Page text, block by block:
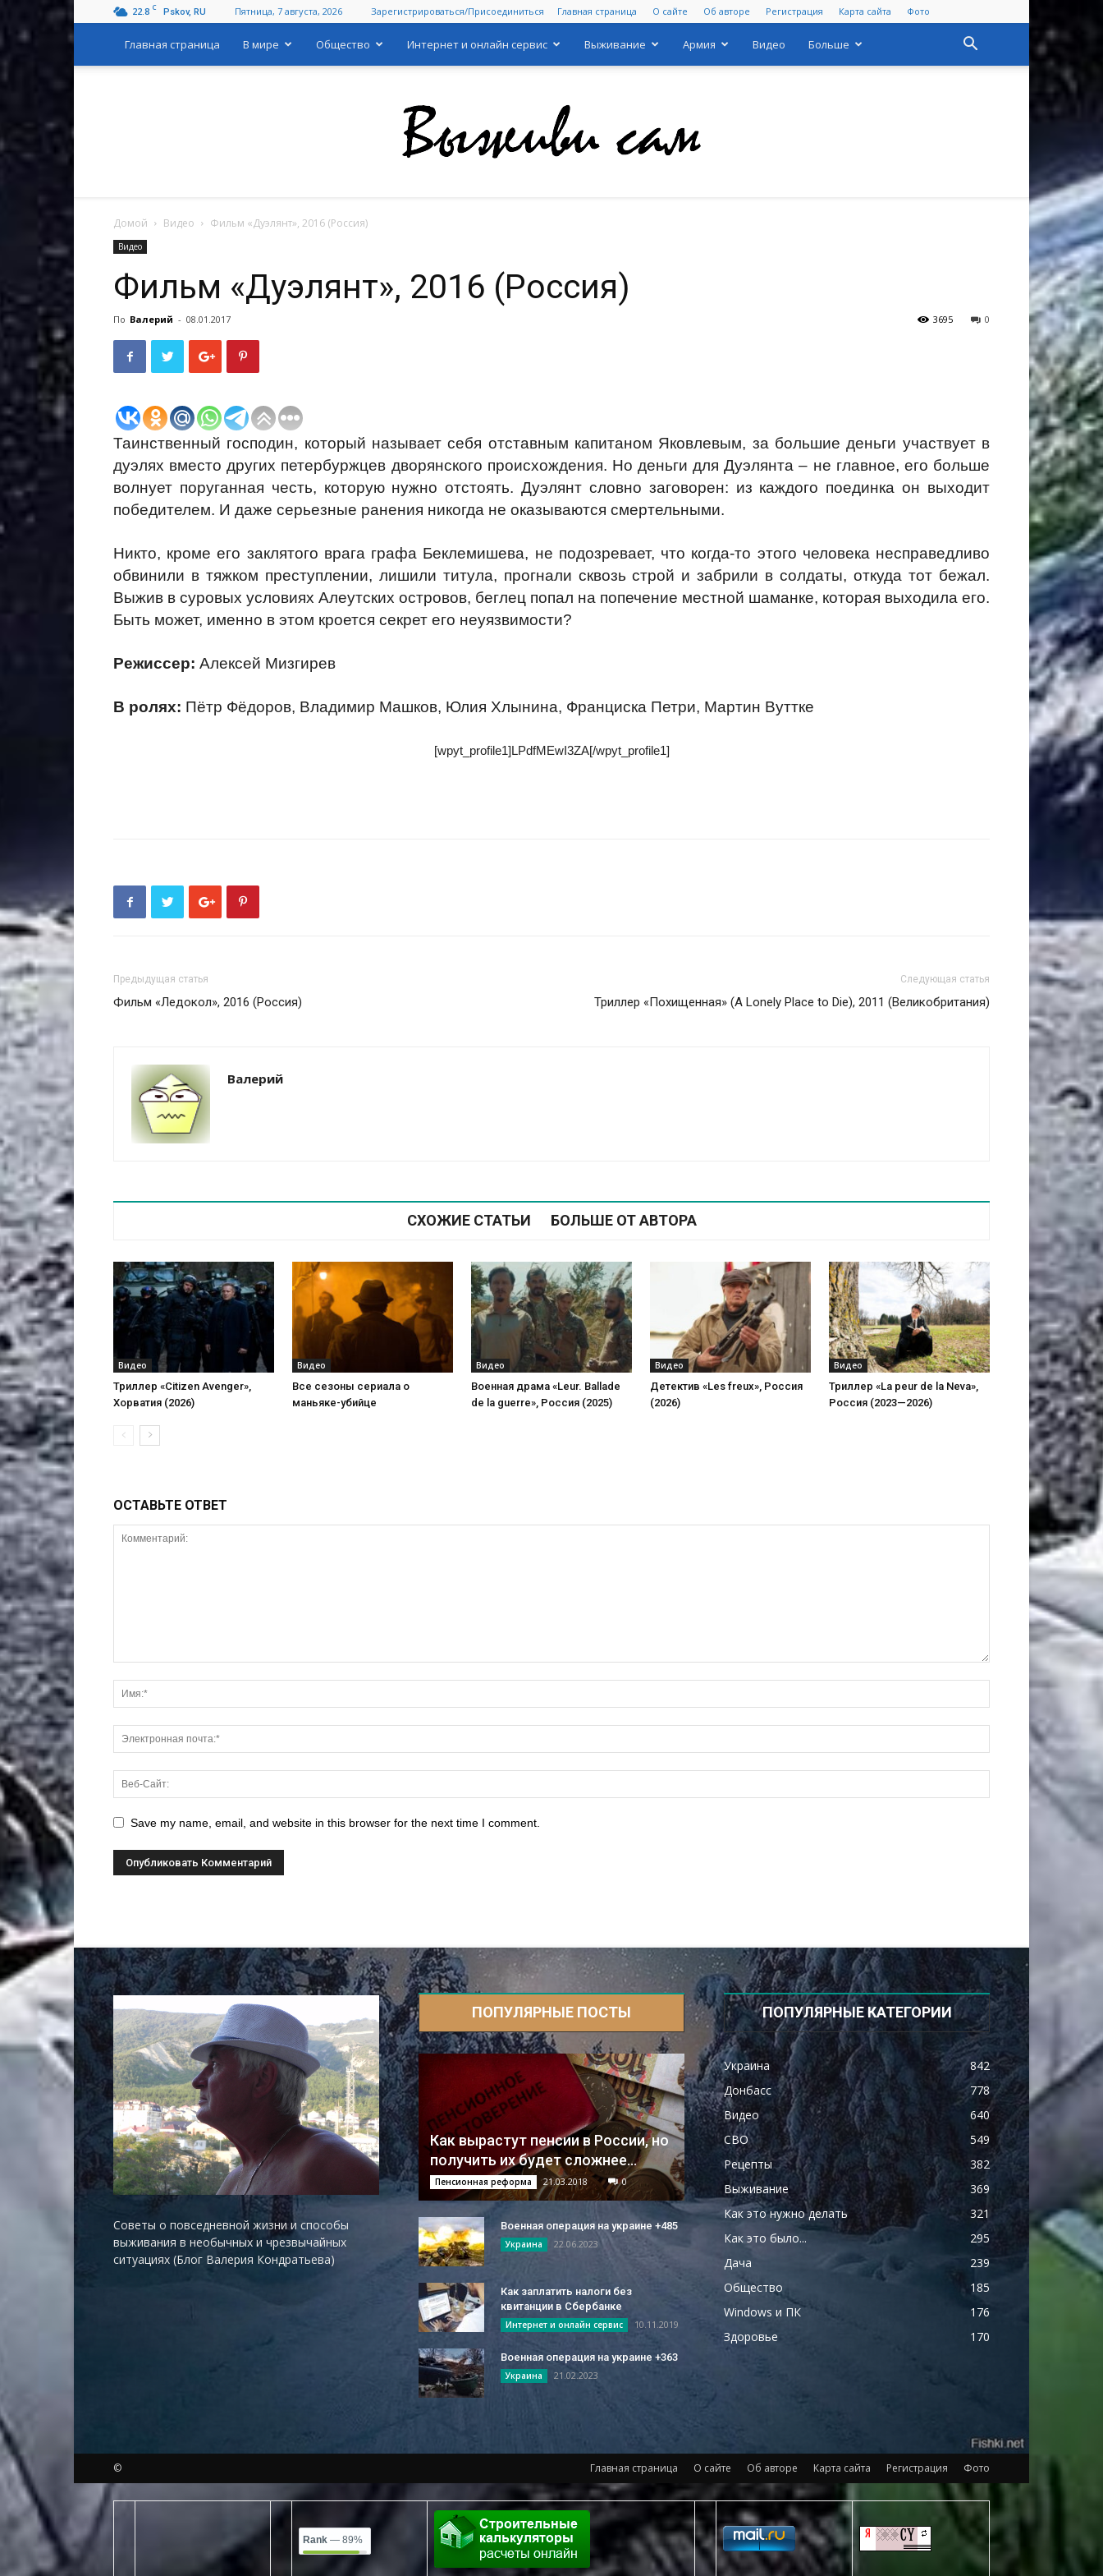
22.8 C Pskov, RU Пятница, 7 августа, 2026 Зарегистрироваться/Присоединиться Главная страница О сайте Об авторе Регистрация Карта сайта Фото
Главная страница В мире Общество Интернет и онлайн сервис Выживание Армия Видео Больше
Домой Видео Фильм «Дуэлянт», 2016 (Россия)
Видео
Фильм «Дуэлянт», 2016 (Россия)
По Валерий - 08.01.2017 0
3695
Таинственный господин, который называет себя отставным капитаном Яковлевым, за большие деньги участвует в
дуэлях вместо других петербуржцев дворянского происхождения. Но деньги для Дуэлянта – не главное, его больше
волнует поруганная честь, которую нужно отстоять. Дуэлянт словно заговорен: из каждого поединка он выходит
победителем. И даже серьезные ранения никогда не оказываются смертельными.
Никто, кроме его заклятого врага графа Беклемишева, не подозревает, что когда-то этого человека несправедливо
обвинили в тяжком преступлении, лишили титула, прогнали сквозь строй и забрили в солдаты, откуда тот бежал.
Выжив в суровых условиях Алеутских островов, беглец попал на попечение местной шаманке, которая выходила его.
Быть может, именно в этом кроется секрет его неуязвимости?
Режиссер: Алексей Мизгирев
В ролях: Пётр Фёдоров, Владимир Машков, Юлия Хлынина, Франциска Петри, Мартин Вуттке
[wpyt_profile1]LPdfMEwI3ZA[/wpyt_profile1]
Предыдущая статья
Фильм «Ледокол», 2016 (Россия)
Следующая статья
Триллер «Похищенная» (A Lonely Place to Die), 2011 (Великобритания)
Валерий
СХОЖИЕ СТАТЬИ БОЛЬШЕ ОТ АВТОРА
Видео
Триллер «Citizen Avenger»,
Хорватия (2026)
Видео
Все сезоны сериала о
маньяке-убийце
Видео
Военная драма «Leur. Ballade
de la guerre», Россия (2025)
Видео
Детектив «Les freux», Россия
(2026)
Видео
Триллер «La peur de la Neva»,
Россия (2023—2026)
ОСТАВЬТЕ ОТВЕТ
Save my name, email, and website in this browser for the next time I comment.
Советы о повседневной жизни и способы
выживания в необычных и чрезвычайных
ситуациях (Блог Валерия Кондратьева)
ПОПУЛЯРНЫЕ ПОСТЫ
Как вырастут пенсии в России, но
получить их будет сложнее...
Пенсионная реформа 21.03.2018 0
Военная операция на украине +485
Украина 22.06.2023
Как заплатить налоги без
квитанции в Сбербанке
Интернет и онлайн сервис 10.11.2019
Военная операция на украине +363
Украина 21.02.2023
ПОПУЛЯРНЫЕ КАТЕГОРИИ
Украина
842
Донбасс
778
Видео
640
СВО
549
Рецепты
382
Выживание
369
Как это нужно делать
321
Как это было...
295
Дача
239
Общество
185
Windows и ПК
176
Здоровье
170
Главная страница О сайте Об авторе Карта сайта Регистрация Фото
©
Rank — 89%